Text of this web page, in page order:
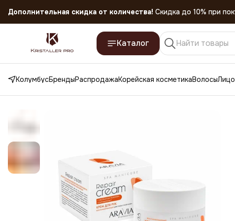
Скидка 45% на все товары до 31.07.2026
Каталог
КолумбусБрендыРаспродажаКорейская косметикаВолосыЛицо